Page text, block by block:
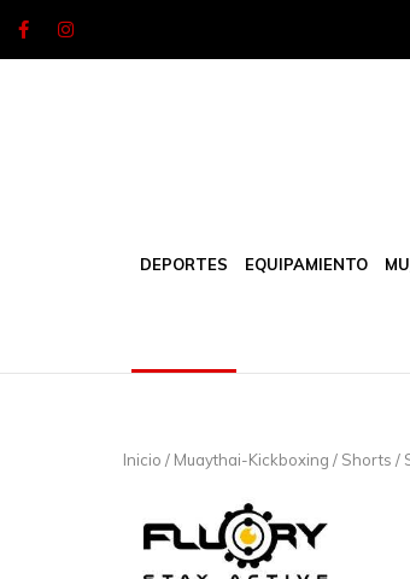
DEPORTES EQUIPAMIENTO
Inicio / Muaythai-Kickboxing / Shorts /